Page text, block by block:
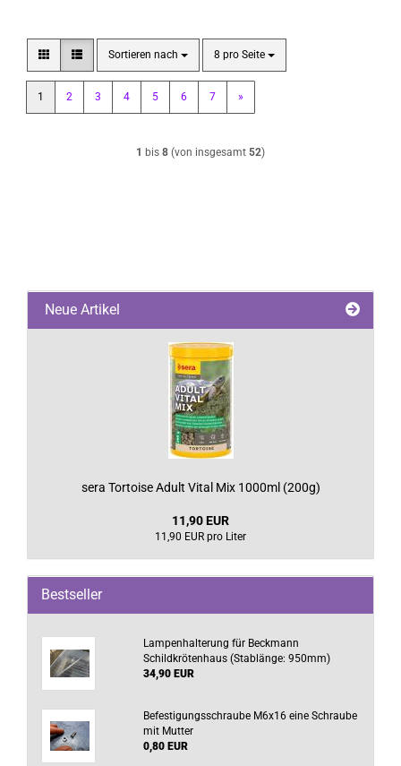
Sortieren nach
Sortieren nach 8 pro Seite
pro Seite
1 2 3 4 5 6 7 »
1 bis 8 (von insgesamt 52)
Neue Artikel
sera Tortoise Adult Vital Mix 1000ml (200g)
11,90 EUR
11,90 EUR pro Liter
Bestseller
Lampenhalterung für Beckmann
Schildkrötenhaus (Stablänge: 950mm)
34,90 EUR
Befestigungsschraube M6x16 eine Schraube
mit Mutter
0,80 EUR